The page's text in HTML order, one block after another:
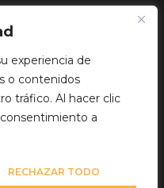
experiencia de
o contenidos
tráfico. Al hacer clic
a
RECHAZAR TODO